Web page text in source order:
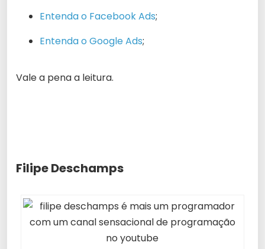
Entenda o Facebook Ads;
Entenda o Google Ads;
Vale a pena a leitura.
Filipe Deschamps